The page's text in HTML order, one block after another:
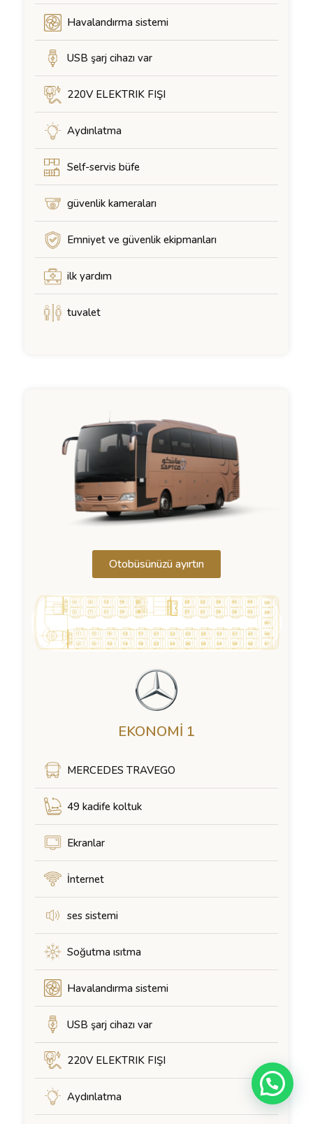
Havalandırma sistemi
USB şarj cihazı var
220V ELEKTRIK FIŞI
Aydınlatma
Self-servis büfe
güvenlik kameraları
Emniyet ve güvenlik ekipmanları
ilk yardım
tuvalet
EKONOMI 1
MERCEDES TRAVEGO
49 kadife koltuk
Ekranlar
İnternet
ses sistemi
Soğutma ısıtma
Havalandırma sistemi
USB şarj cihazı var
220V ELEKTRIK FIŞI
Aydınlatma
Otobüsünüzü ayırtın